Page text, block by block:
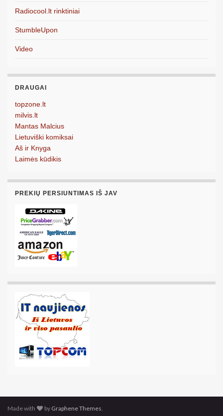
Radiocool.lt rinktiniai
StumbleUpon
Video
DRAUGAI
topzone.lt
milvis.lt
Mantas Malcius
Lietuviški komiksai
Aš ir Knyga
Laimės kūdikis
PREKIŲ PERSIUNTIMAS IŠ JAV
Made with by Graphene Themes.